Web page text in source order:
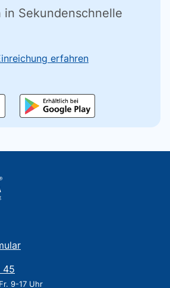
in Sekundenschnelle
erfahren